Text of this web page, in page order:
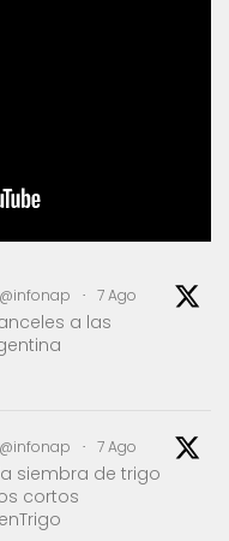
@infonap · 7 Ago
a las
@infonap · 7 Ago
siembra de trigo
cortos